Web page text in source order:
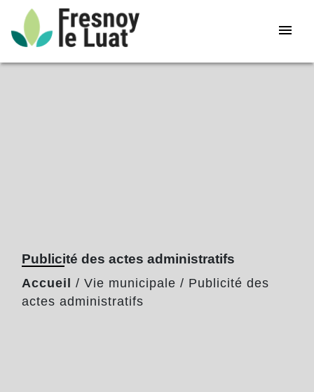
menu
Publicité des actes administratifs
Accueil / Vie municipale / Publicité des
actes administratifs